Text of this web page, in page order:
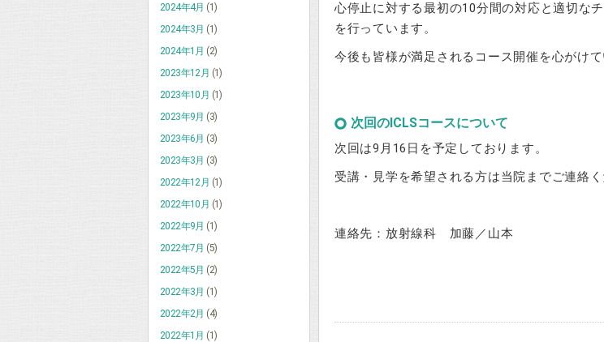
2024年4月 (1)
2024年3月 (1)
2024年1月 (2)
2023年12月 (1)
2023年10月 (1)
2023年9月 (3)
2023年6月 (3)
2023年3月 (3)
2022年12月 (1)
2022年10月 (1)
2022年9月 (1)
2022年7月 (5)
2022年5月 (2)
2022年3月 (1)
2022年2月 (4)
2022年1月 (1)
心停止に対する最初の10分間の対応と適切な
を行っています。
今後も皆様が満足されるコース開催を心がけて
次回のICLSコースについて
次回は9月16日を予定しております。
受講・見学を希望される方は当院までご連絡く
連絡先：放射線科 加藤／山本